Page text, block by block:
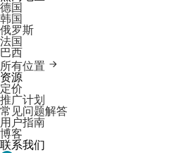
德国
韩国
俄罗斯
法国
巴西
所有位置
资源
定价
推广计划
常见问题解答
用户指南
博客
联系我们